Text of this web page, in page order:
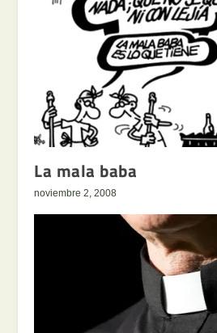
La mala baba
noviembre 2, 2008